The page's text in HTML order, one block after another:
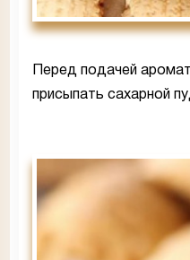
Перед подачей
присыпать сахарной